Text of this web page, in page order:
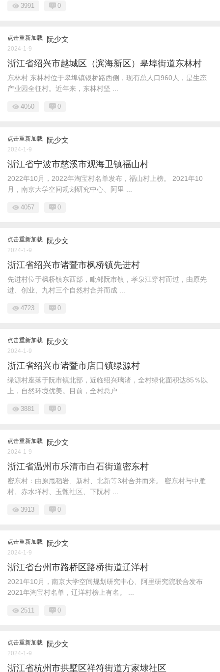
3991 0
点击重新加载 阮少文
2024-1-9
浙江省绍兴市越城区（滨海新区）皋埠街道东林村
东林村 东林村位于皋埠镇银桥路西侧，现有总人口960人，是生态
产业园全征村。近年来，东林村坚 ...
4050 0
点击重新加载 阮少文
2024-1-9
浙江省宁波市慈溪市观海卫镇福山村
2022年10月，2022年淘宝村名单发布，福山村上榜。 2021年10
月，南京大学空间规划研究中心、阿里 ...
4057 0
点击重新加载 阮少文
2024-1-9
浙江省绍兴市诸暨市枫桥镇先进村
先进村位于枫桥镇东西部，毗邻阮市镇，孝泉江穿村而过，由原先
进、创业、九村三个自然村合并而成 ...
4723 0
点击重新加载 阮少文
2024-1-9
浙江省绍兴市诸暨市店口镇绿源村
绿源村座落于阮市镇北部，近临绍兴璃渚，全村绿化面积达85％以
上，自然环境优美。目前，全村总户 ...
3881 0
点击重新加载 阮少文
2024-1-9
浙江省温州市乐清市白石街道密东村
密东村：由原甩稻岩、新村、北新等3村合并而来。 密东村与中雁
村、赤水垟村、玉甑社区、下阮村 ...
3913 0
点击重新加载 阮少文
2024-1-9
浙江省台州市路桥区路桥街道辽洋村
2021年10月，南京大学空间规划研究中心、阿里研究院联合发布
2021年淘宝村名单，辽洋村榜上有名。 ...
2511 0
点击重新加载 阮少文
2024-1-9
浙江省杭州市拱墅区祥符街道方家埭社区